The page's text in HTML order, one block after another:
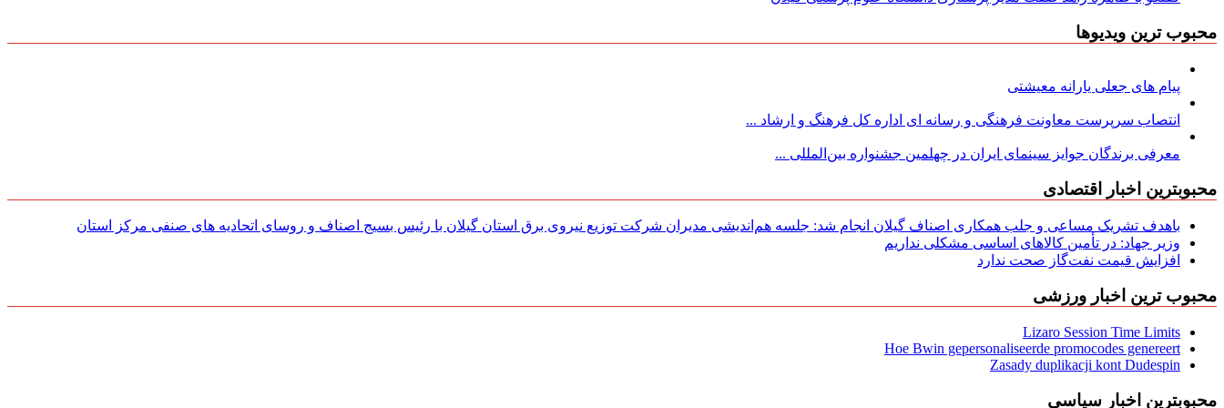
محبوب ترین ویدیوها
پیام های جعلی یارانه معیشتی
انتصاب سرپرست معاونت فرهنگی و رسانه ای اداره کل فرهنگ و ارشاد ...
معرفی برندگان جوایز سینمای ایران در چهلمین جشنواره بین‌المللی ...
محبوبترین اخبار اقتصادی
باهدف تشریک مساعی و جلب همکاری اصناف گیلان انجام شد: جلسه هم‌اندیشی مدیران شركت توزیع نیروی برق استان گیلان با رئیس بسیج اصناف و روسای اتحادیه های صنفی مركز استان
وزیر جهاد: در تأمین کالاهای اساسی مشکلی نداریم
افزایش قیمت نفت‌گاز صحت ندارد
محبوب ترین اخبار ورزشی
Lizaro Session Time Limits
Hoe Bwin gepersonaliseerde promocodes genereert
Zasady duplikacji kont Dudespin
محبوبترین اخبار سیاسی